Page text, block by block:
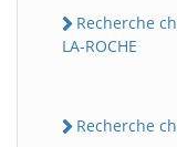
Recherche
LA-ROCHE
Recherche